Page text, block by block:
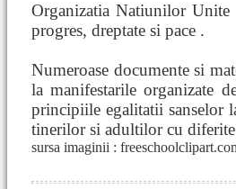
Organizatia Natiunilor
progres, dreptate si pace .
Numeroase documente si
la manifestarile organizate
principiile egalitatii sanselor
tinerilor si adultilor cu
sursa imaginii :